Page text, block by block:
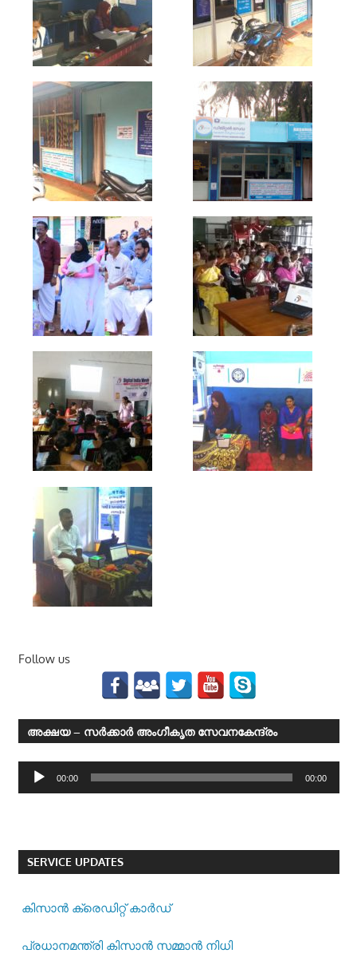
Follow us
അക്ഷയ – സര്‍ക്കാര്‍ അംഗീകൃത സേവനകേന്ദ്രം
Audio
Player
00:00 00:00
SERVICE UPDATES
കിസാന്‍ ക്രെ‍ഡിറ്റ് കാര്‍ഡ്
പ്രധാനമന്ത്രി കിസാന്‍ സമ്മാന്‍ നിധി